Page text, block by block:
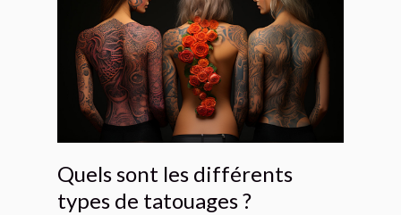
Quels sont les différents
types de tatouages ?